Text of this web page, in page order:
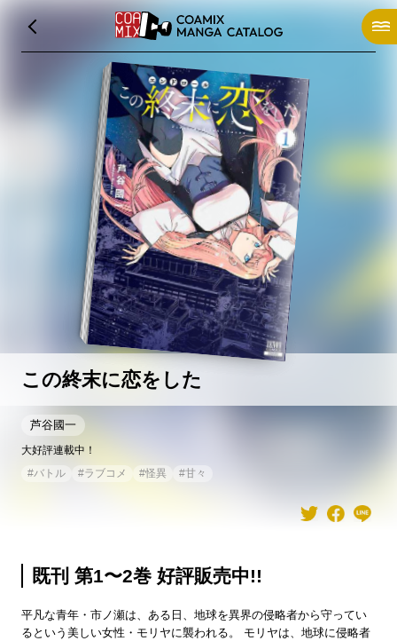
この終末に恋をした
芦谷國一
大好評連載中！
#バトル #ラブコメ #怪異 #甘々
既刊 第1〜2巻 好評販売中!!
平凡な青年・市ノ瀬は、ある日、地球を異界の侵略者から守ってい
るという美しい女性・モリヤに襲われる。 モリヤは、地球に侵略者